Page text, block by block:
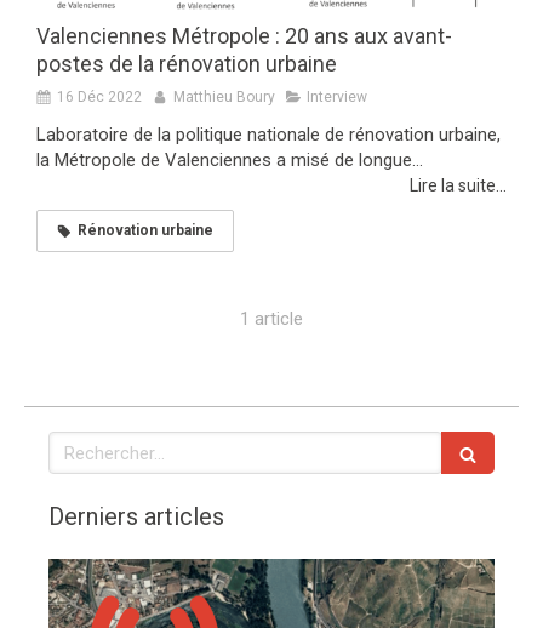
Valenciennes Métropole : 20 ans aux avant-
postes de la rénovation urbaine
16 Déc 2022 Matthieu Boury Interview
Laboratoire de la politique nationale de rénovation urbaine,
la Métropole de Valenciennes a misé de longue...
Lire la suite...
Rénovation urbaine
1 article
Rechercher
Derniers articles